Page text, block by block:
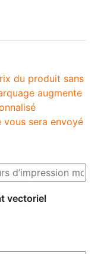
du produit sans
augmente
sera envoyé
vectoriel